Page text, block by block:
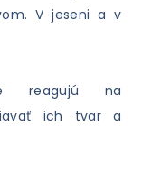
V jeseni a v
reagujú na
ich tvar a